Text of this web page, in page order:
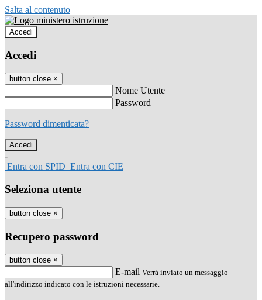
Salta al contenuto
Accedi
Accedi
button close ×
Nome Utente
Password
Password dimenticata?
-
Entra con SPID Entra con CIE
Seleziona utente
button close ×
Recupero password
button close ×
E-mail Verrà inviato un messaggio
all'indirizzo indicato con le istruzioni necessarie.